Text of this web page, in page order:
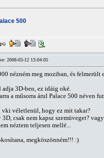
500
2008-03-12 13:04:05
nézném meg moziban, és felmerült
adja 3D-ben, ez idáig oké.
a műsorra árul Palace 500 néven
vki véletlenül, hogy ez mit takar?
csak nem kapsz szemüveget?
néztem teljesen mellé...
megköszönném!!! :)